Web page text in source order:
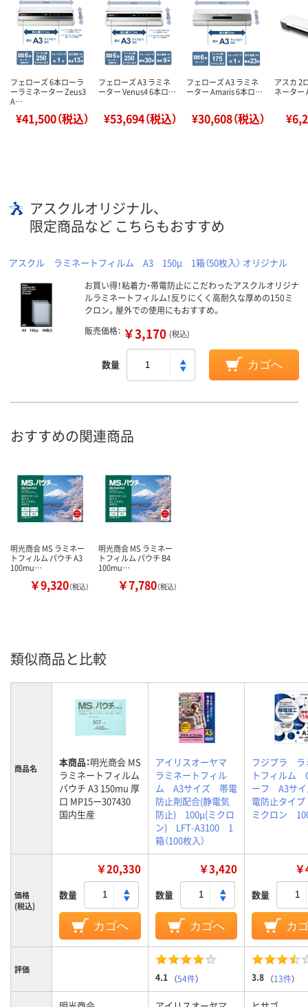
フェローズ 6本ローラ
ーラミネーター Zeus3
A…
¥41,500（税込）
フェローズ A3 ラミネ
ーター Venus4 6本ロ…
¥53,694（税込）
フェローズ A3 ラミネ
ーター Amaris 6本ロ…
¥30,608（税込）
アスカ 2
ネーター
アスクルオリジナル、
限定商品など こちらもおすすめ
アスクル ラミネートフィルム A3 150μ 1箱（50枚入） オリジナル
お買い得！粘着力・帯電防止にこだわったアスクルオリジナ
ルラミネートフィルム！反りにくく高耐久な厚めの150ミ
クロン。屋外での使用にもおすすめ。
販売価格： ￥3,170 (税込)
数量 カゴへ
おすすめの関連商品
明光商会 MS ラミネー
トフィルム パウチ A3
100mu…
￥9,320（税込）
明光商会 MS ラミネー
トフィルム パウチ B4
100mu…
￥7,780（税込）
類似商品と比較
商品名 本商品：明光商会 MS
ラミネートフィルム
パウチ A3 150mu 厚
口 MP15ー307430
国内生産
アイリスオーヤマ
ラミネートフィル
ム A3サイズ 帯電
防止剤配合(静電気
防止) 100μ(ミクロ
ン) LFT-A3100 1
箱（100枚入）
フジプラ ラ
トフィルム
ーフ A3サ
電防止タイ
ミクロン
価格
(税込)
￥20,330
数量
カゴへ
￥3,420
数量
カゴへ
数量
カ
評価
4.1 （54件） 3.8 （13件）